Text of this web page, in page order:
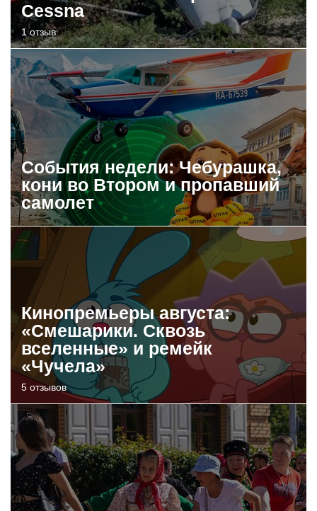
Cessna
1 отзыв
События недели: Чебурашка,
кони во Втором и пропавший
самолет
Кинопремьеры августа:
«Смешарики. Сквозь
вселенные» и ремейк
«Чучела»
5 отзывов